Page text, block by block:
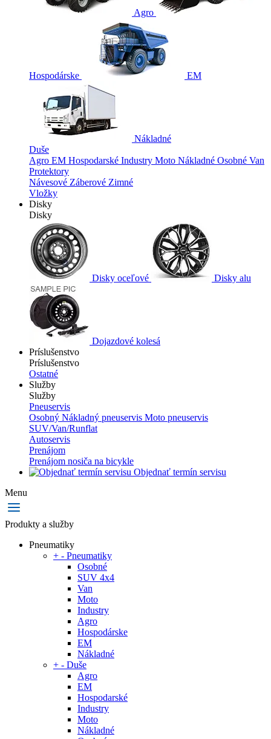
Agro
Hospodárske EM
Nákladné
Duše
Agro EM Hospodarské Industry Moto Nákladné Osobné Van
Protektory
Návesové Záberové Zimné
Vložky
Disky
Disky
Disky oceľové Disky alu
Dojazdové kolesá
Príslušenstvo
Príslušenstvo
Ostatné
Služby
Služby
Pneuservis
Osobný Nákladný pneuservis Moto pneuservis
SUV/Van/Runflat
Autoservis
Prenájom
Prenájom nosiča na bicykle
Objednať termín servisu
Menu
Produkty a služby
Pneumatiky
+ - Pneumatiky
Osobné
SUV 4x4
Van
Moto
Industry
Agro
Hospodárske
EM
Nákladné
+ - Duše
Agro
EM
Hospodarské
Industry
Moto
Nákladné